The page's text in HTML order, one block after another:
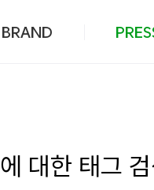
BRAND
에 대한 태그